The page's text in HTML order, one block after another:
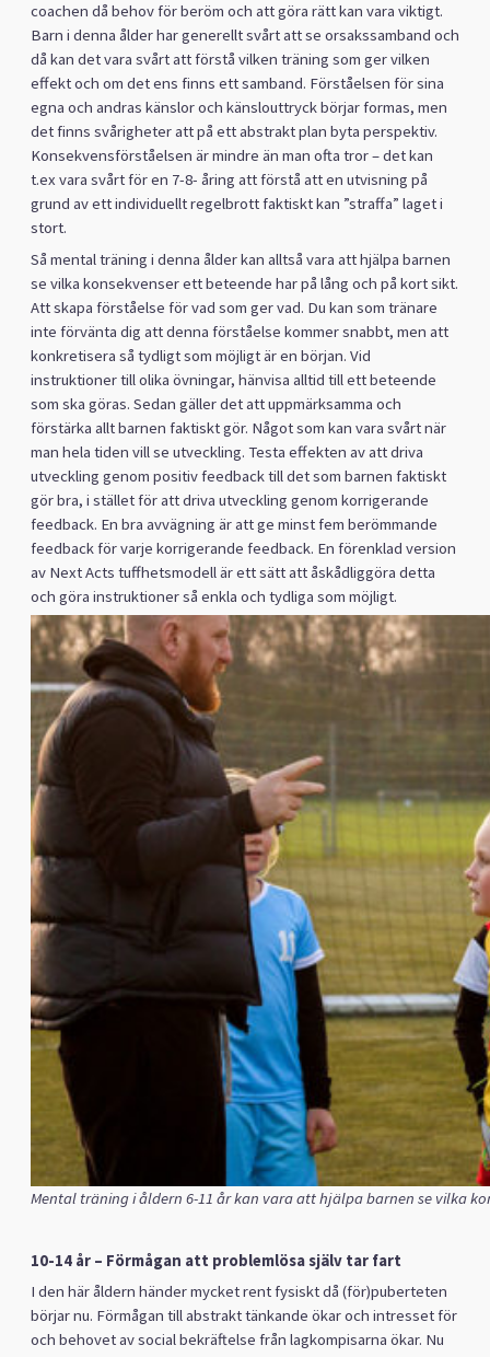
coachen då behov för beröm och att göra rätt kan vara viktigt.
Barn i denna ålder har generellt svårt att se orsakssamband och
då kan det vara svårt att förstå vilken träning som ger vilken
effekt och om det ens finns ett samband. Förståelsen för sina
egna och andras känslor och känslouttryck börjar formas, men
det finns svårigheter att på ett abstrakt plan byta perspektiv.
Konsekvensförståelsen är mindre än man ofta tror – det kan
t.ex vara svårt för en 7-8- åring att förstå att en utvisning på
grund av ett individuellt regelbrott faktiskt kan ”straffa” laget i
stort.
Så mental träning i denna ålder kan alltså vara att hjälpa barnen
se vilka konsekvenser ett beteende har på lång och på kort sikt.
Att skapa förståelse för vad som ger vad. Du kan som tränare
inte förvänta dig att denna förståelse kommer snabbt, men att
konkretisera så tydligt som möjligt är en början. Vid
instruktioner till olika övningar, hänvisa alltid till ett beteende
som ska göras. Sedan gäller det att uppmärksamma och
förstärka allt barnen faktiskt gör. Något som kan vara svårt när
man hela tiden vill se utveckling. Testa effekten av att driva
utveckling genom positiv feedback till det som barnen faktiskt
gör bra, i stället för att driva utveckling genom korrigerande
feedback. En bra avvägning är att ge minst fem berömmande
feedback för varje korrigerande feedback. En förenklad version
av Next Acts tuffhetsmodell är ett sätt att åskådliggöra detta
och göra instruktioner så enkla och tydliga som möjligt.
Mental träning i åldern 6-11 år kan vara att hjälpa barnen se vilka
10-14 år – Förmågan att problemlösa själv tar fart
I den här åldern händer mycket rent fysiskt då (för)puberteten
börjar nu. Förmågan till abstrakt tänkande ökar och intresset för
och behovet av social bekräftelse från lagkompisarna ökar. Nu